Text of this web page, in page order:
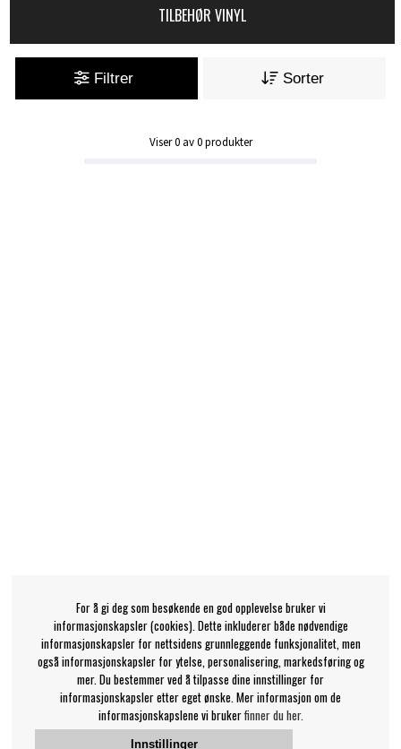
TILBEHØR VINYL
Filtrer Sorter
Viser0av0produkter
For å gi deg som besøkende en god opplevelse bruker vi
informasjonskapsler (cookies). Dette inkluderer både nødvendige
informasjonskapsler for nettsidens grunnleggende funksjonalitet, men
også informasjonskapsler for ytelse, personalisering, markedsføring og
mer. Du bestemmer ved å tilpasse dine innstillinger for
informasjonskapsler etter eget ønske. Mer informasjon om de
informasjonskapslene vi brukerfinner du her.
Innstillinger